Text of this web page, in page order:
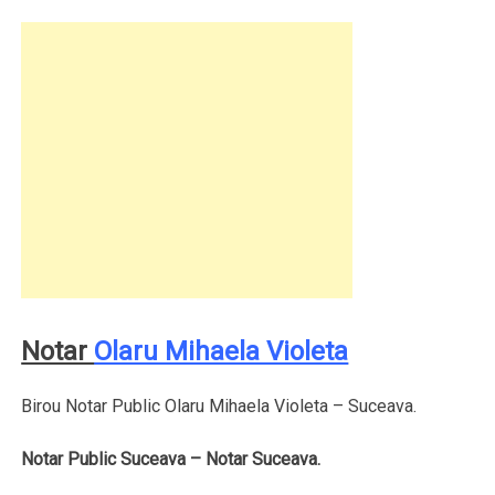
Notar Olaru Mihaela Violeta
Birou Notar Public Olaru Mihaela Violeta – Suceava.
Notar Public Suceava – Notar Suceava.